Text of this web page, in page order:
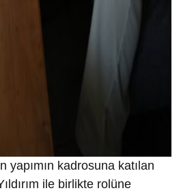
yapımın kadrosuna katılan
ile birlikte rolüne